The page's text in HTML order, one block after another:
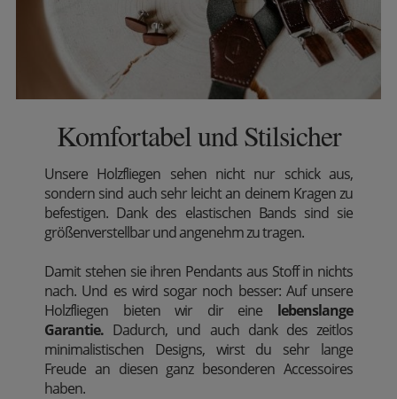
Komfortabel und Stilsicher
Unsere Holzfliegen sehen nicht nur schick aus,
sondern sind auch sehr leicht an deinem Kragen zu
befestigen. Dank des elastischen Bands sind sie
größenverstellbar und angenehm zu tragen.
Damit stehen sie ihren Pendants aus Stoff in nichts
nach. Und es wird sogar noch besser: Auf unsere
Holzfliegen bieten wir dir eine lebenslange
Garantie. Dadurch, und auch dank des zeitlos
minimalistischen Designs, wirst du sehr lange
Freude an diesen ganz besonderen Accessoires
haben.